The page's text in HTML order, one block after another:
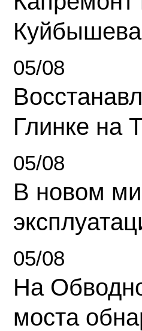
05/08
Глинке на
05/08
В новом
05/08
На
моста